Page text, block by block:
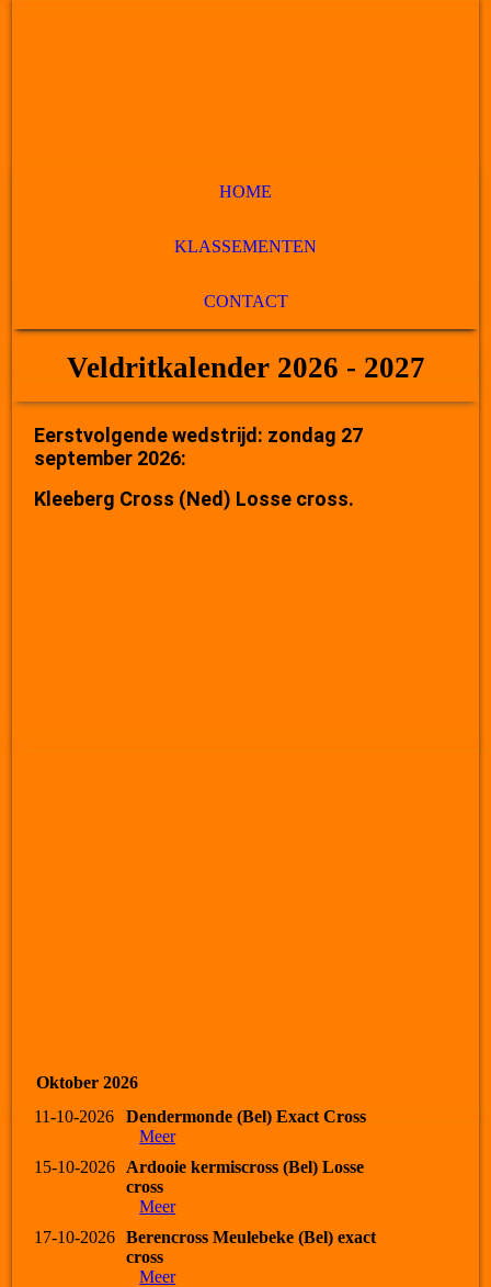
HOME
KLASSEMENTEN
CONTACT
Veldritkalender 2026 - 2027
Eerstvolgende wedstrijd: zondag 27
september 2026:
Kleeberg Cross (Ned) Losse cross.
Oktober 2026
11-10-2026
Dendermonde (Bel) Exact Cross
Meer
15-10-2026
Ardooie kermiscross (Bel) Losse
cross
Meer
17-10-2026
Berencross Meulebeke (Bel) exact
cross
Meer